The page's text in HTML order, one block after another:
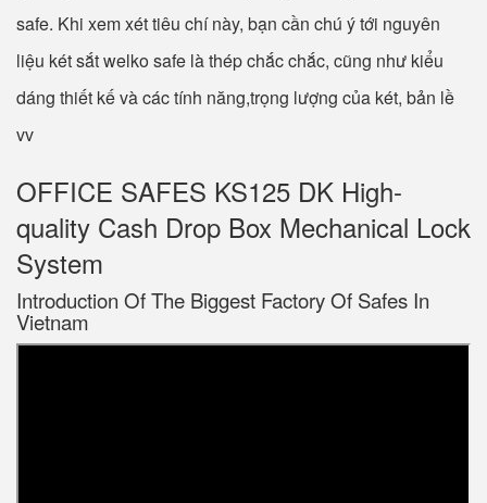
safe. Khi xem xét tiêu chí này, bạn cần chú ý tới nguyên
liệu két sắt welko safe là thép chắc chắc, cũng như kiểu
dáng thiết kế và các tính năng,trọng lượng của két, bản lề
vv
OFFICE SAFES KS125 DK High-
quality Cash Drop Box Mechanical Lock
System
Introduction Of The Biggest Factory Of Safes In
Vietnam